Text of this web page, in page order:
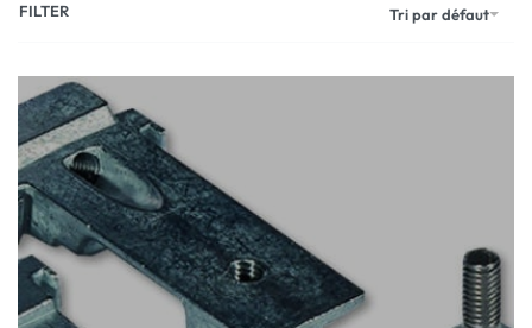
Tri par défaut
FILTER